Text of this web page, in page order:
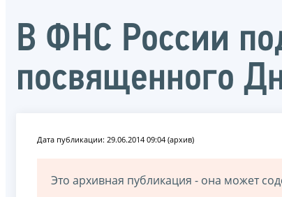
В ФНС России
посвященного
Дата публикации: 29.06.2014 09:04 (архив)
Это архивная публикация - она может